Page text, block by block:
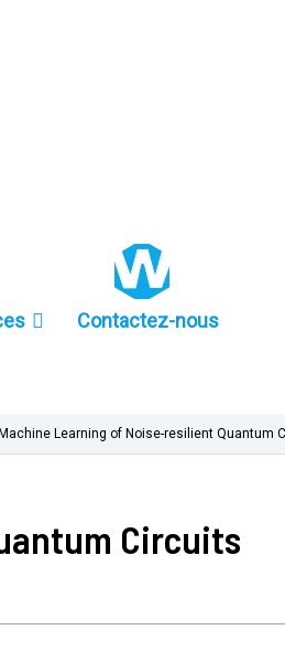
Contactez-nous
Machine Learning of Noise-resilient Quantum
Circuits